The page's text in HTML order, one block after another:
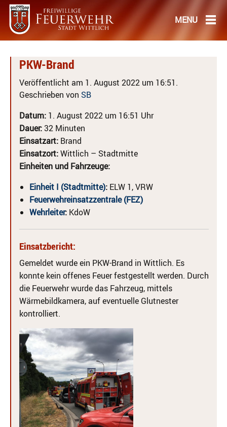
PKW-Brand
Veröffentlicht am 1. August 2022 um 16:51.
Geschrieben von SB
Datum: 1. August 2022 um 16:51 Uhr
Dauer:32 Minuten
Einsatzart: Brand
Einsatzort:Wittlich – Stadtmitte
Einheiten und Fahrzeuge:
Einheit I (Stadtmitte): ELW 1, VRW
Feuerwehreinsatzzentrale (FEZ)
Wehrleiter: KdoW
Einsatzbericht:
Gemeldet wurde ein PKW-Brand in Wittlich. Es
konnte kein offenes Feuer festgestellt werden. Durch
die Feuerwehr wurde das Fahrzeug, mittels
Wärmebildkamera, auf eventuelle Glutnester
kontrolliert.